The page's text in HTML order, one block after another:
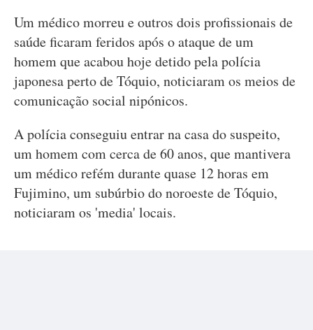
Um médico morreu e outros dois profissionais de
saúde ficaram feridos após o ataque de um
homem que acabou hoje detido pela polícia
japonesa perto de Tóquio, noticiaram os meios de
comunicação social nipónicos.
A polícia conseguiu entrar na casa do suspeito,
um homem com cerca de 60 anos, que mantivera
um médico refém durante quase 12 horas em
Fujimino, um subúrbio do noroeste de Tóquio,
noticiaram os 'media' locais.